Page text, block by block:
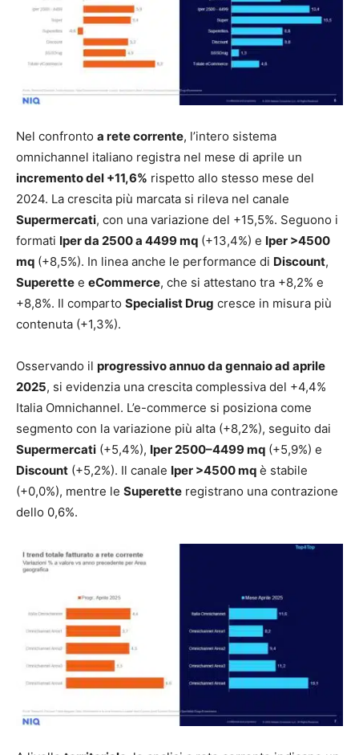
Nel confronto a rete corrente, l’intero sistema
omnichannel italiano registra nel mese di aprile un
incremento del +11,6% rispetto allo stesso mese del
2024. La crescita più marcata si rileva nel canale
Supermercati, con una variazione del +15,5%. Seguono i
formati Iper da 2500 a 4499 mq (+13,4%) e Iper >4500
mq (+8,5%). In linea anche le performance di Discount,
Superette e eCommerce, che si attestano tra +8,2% e
+8,8%. Il comparto Specialist Drug cresce in misura più
contenuta (+1,3%).
Osservando il progressivo annuo da gennaio ad aprile
2025, si evidenzia una crescita complessiva del +4,4%
Italia Omnichannel. L’e-commerce si posiziona come
segmento con la variazione più alta (+8,2%), seguito dai
Supermercati (+5,4%), Iper 2500–4499 mq (+5,9%) e
Discount (+5,2%). Il canale Iper >4500 mq è stabile
(+0,0%), mentre le Superette registrano una contrazione
dello 0,6%.